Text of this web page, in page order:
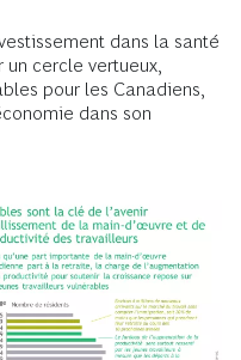
dans la santé
cercle vertueux,
pour les Canadiens,
dans son